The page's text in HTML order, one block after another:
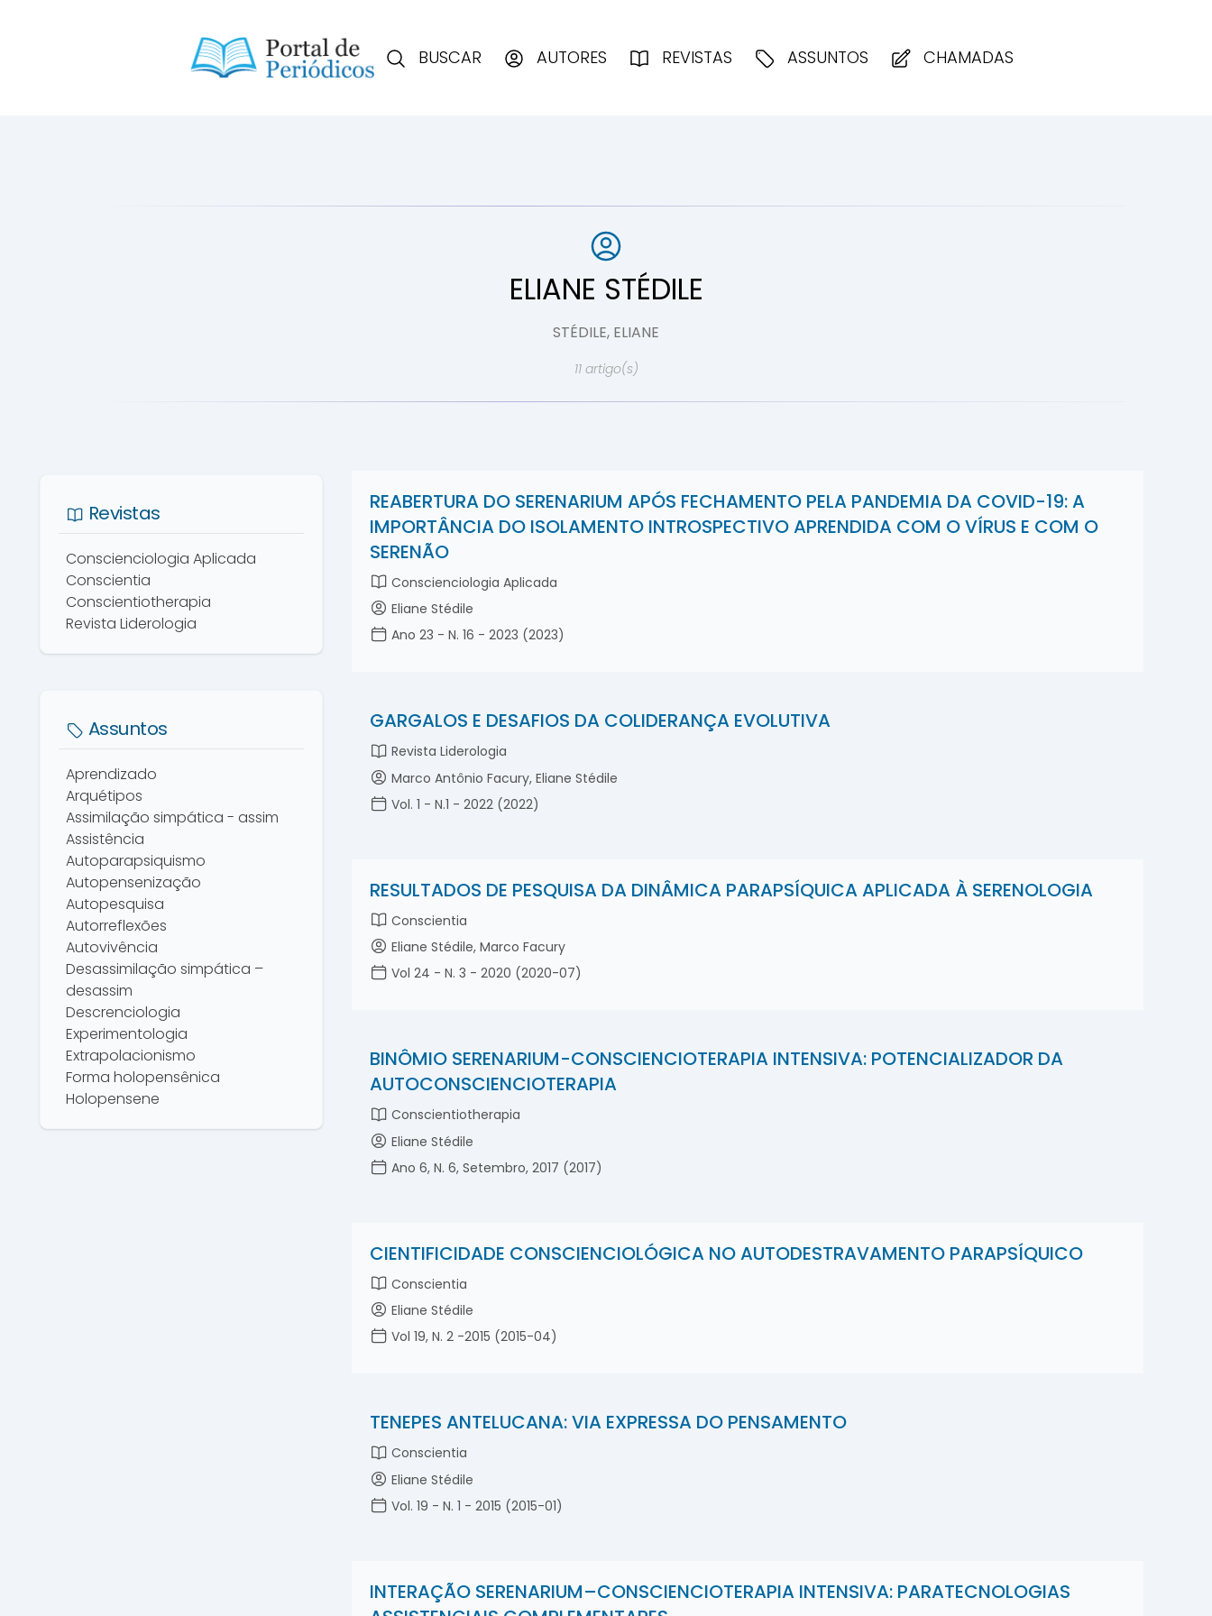
Portal de Periódicos da Conscienciologia
BUSCAR AUTORES REVISTAS ASSUNTOS CHAMADAS
ELIANE STÉDILE
STÉDILE, ELIANE
11 artigo(s)
Revistas
Conscienciologia Aplicada
Conscientia
Conscientiotherapia
Revista Liderologia
Assuntos
Aprendizado
Arquétipos
Assimilação simpática - assim
Assistência
Autoparapsiquismo
Autopensenização
Autopesquisa
Autorreflexões
Autovivência
Desassimilação simpática –
desassim
Descrenciologia
Experimentologia
Extrapolacionismo
Forma holopensênica
Holopensene
REABERTURA DO SERENARIUM APÓS FECHAMENTO PELA PANDEMIA DA COVID-19: A
IMPORTÂNCIA DO ISOLAMENTO INTROSPECTIVO APRENDIDA COM O VÍRUS E COM O
SERENÃO
Conscienciologia Aplicada
Eliane Stédile
Ano 23 - N. 16 - 2023 (2023)
GARGALOS E DESAFIOS DA COLIDERANÇA EVOLUTIVA
Revista Liderologia
Marco Antônio Facury, Eliane Stédile
Vol. 1 - N.1 - 2022 (2022)
RESULTADOS DE PESQUISA DA DINÂMICA PARAPSÍQUICA APLICADA À SERENOLOGIA
Conscientia
Eliane Stédile, Marco Facury
Vol 24 - N. 3 - 2020 (2020-07)
BINÔMIO SERENARIUM-CONSCIENCIOTERAPIA INTENSIVA: POTENCIALIZADOR DA
AUTOCONSCIENCIOTERAPIA
Conscientiotherapia
Eliane Stédile
Ano 6, N. 6, Setembro, 2017 (2017)
CIENTIFICIDADE CONSCIENCIOLÓGICA NO AUTODESTRAVAMENTO PARAPSÍQUICO
Conscientia
Eliane Stédile
Vol 19, N. 2 -2015 (2015-04)
TENEPES ANTELUCANA: VIA EXPRESSA DO PENSAMENTO
Conscientia
Eliane Stédile
Vol. 19 - N. 1 - 2015 (2015-01)
INTERAÇÃO SERENARIUM–CONSCIENCIOTERAPIA INTENSIVA: PARATECNOLOGIAS